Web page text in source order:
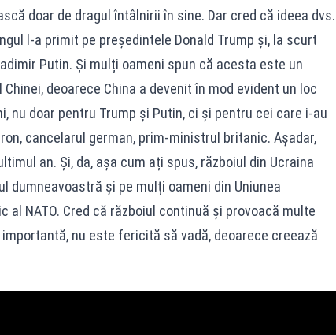
doar de dragul întâlnirii în sine. Dar cred că ideea dvs.
l-a primit pe președintele Donald Trump și, la scurt
Putin. Și mulți oameni spun că acesta este un
deoarece China a devenit în mod evident un loc
nu doar pentru Trump și Putin, ci și pentru cei care i-au
cancelarul german, prim-ministrul britanic. Așadar,
an. Și, da, așa cum ați spus, războiul din Ucraina
dumneavoastră și pe mulți oameni din Uniunea
al NATO. Cred că războiul continuă și provoacă multe
nu este fericită să vadă, deoarece creează